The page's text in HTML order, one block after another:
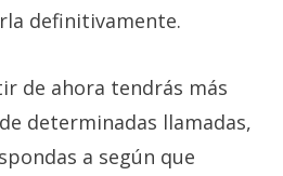
definitivamente.
de ahora tendrás más
determinadas llamadas,
a según que